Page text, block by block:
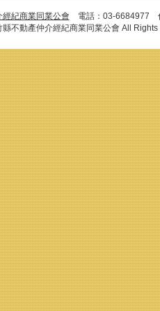
紀商業同業公會 電話：03-6684977
不動產仲介經紀商業同業公會 All Rights